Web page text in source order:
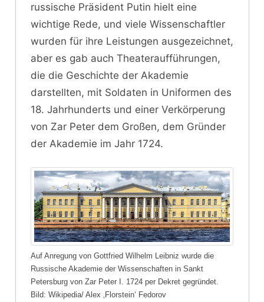
russische Präsident Putin hielt eine
wichtige Rede, und viele Wissenschaftler
wurden für ihre Leistungen ausgezeichnet,
aber es gab auch Theateraufführungen,
die die Geschichte der Akademie
darstellten, mit Soldaten in Uniformen des
18. Jahrhunderts und einer Verkörperung
von Zar Peter dem Großen, dem Gründer
der Akademie im Jahr 1724.
Auf Anregung von Gottfried Wilhelm Leibniz wurde die
Russische Akademie der Wissenschaften in Sankt
Petersburg von Zar Peter I. 1724 per Dekret gegründet.
Bild: Wikipedia/ Alex ‚Florstein‘ Fedorov